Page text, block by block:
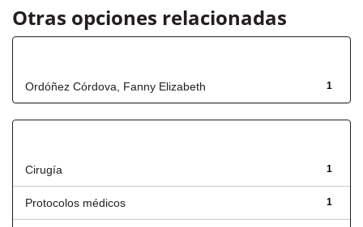
Otras opciones relacionadas
1
Ordóñez Córdova, Fanny Elizabeth
1
Cirugía
1
Protocolos médicos